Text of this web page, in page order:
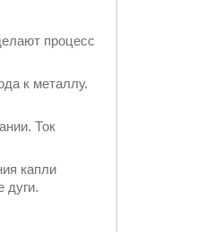
процесс
к металлу.
Ток
капли
дуги.